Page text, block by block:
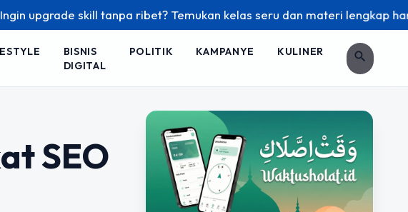
skill tanpa ribet? Temukan kelas seru dan materi lengkap hanya
BISNIS
DIGITAL
POLITIK KAMPANYE KULINER search
SEO